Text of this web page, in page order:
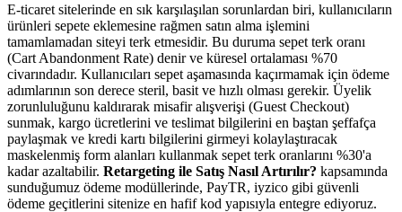
E-ticaret sitelerinde en sık karşılaşılan sorunlardan biri, kullanıcıların
ürünleri sepete eklemesine rağmen satın alma işlemini
tamamlamadan siteyi terk etmesidir. Bu duruma sepet terk oranı
(Cart Abandonment Rate) denir ve küresel ortalaması %70
civarındadır. Kullanıcıları sepet aşamasında kaçırmamak için ödeme
adımlarının son derece steril, basit ve hızlı olması gerekir. Üyelik
zorunluluğunu kaldırarak misafir alışverişi (Guest Checkout)
sunmak, kargo ücretlerini ve teslimat bilgilerini en baştan şeffafça
paylaşmak ve kredi kartı bilgilerini girmeyi kolaylaştıracak
maskelenmiş form alanları kullanmak sepet terk oranlarını %30'a
kadar azaltabilir. Retargeting ile Satış Nasıl Artırılır? kapsamında
sunduğumuz ödeme modüllerinde, PayTR, iyzico gibi güvenli
ödeme geçitlerini sitenize en hafif kod yapısıyla entegre ediyoruz.